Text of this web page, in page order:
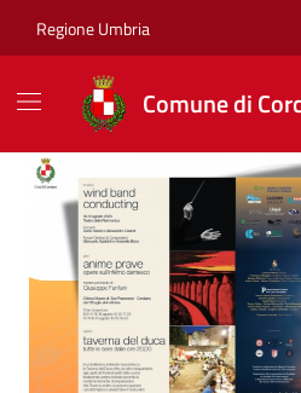
Regione Umbria
Comune di
Comune di
Ultime notizie